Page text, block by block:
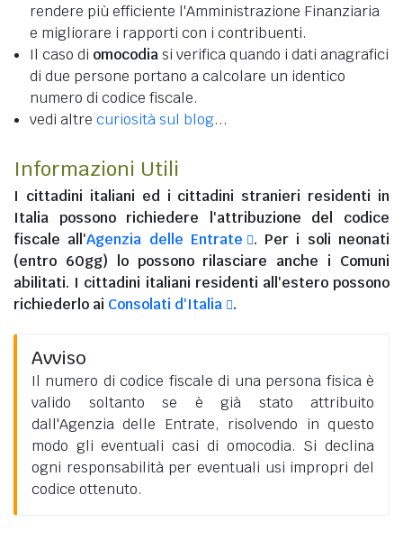
rendere più efficiente l'Amministrazione Finanziaria
e migliorare i rapporti con i contribuenti.
Il caso di omocodiasi verifica quando i dati anagrafici
di due persone portano a calcolare un identico
numero di codice fiscale.
vedi altre curiosità sul blog...
Informazioni Utili
I cittadini italiani ed i cittadini stranieri residenti in
Italia possono richiedere l'attribuzione del codice
fiscale all'Agenzia delle Entrate
. Per i soli neonati
(entro 60gg) lo possono rilasciare anche i Comuni
abilitati. I cittadini italiani residenti all'esteropossono
richiederlo ai Consolati d'Italia .
Avviso
Il numero di codice fiscale di una persona fisica è
valido soltanto se è già stato attribuito
dall'Agenzia delle Entrate, risolvendo in questo
modo gli eventuali casi di omocodia. Si declina
ogni responsabilità per eventuali usi impropri del
codice ottenuto.